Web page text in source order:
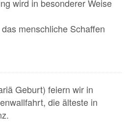
wird in besonderer Weise
menschliche Schaffen
Geburt) feiern wir in
die älteste in